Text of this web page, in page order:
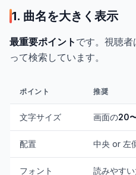
1. 曲名を大きく表示
最重要ポイント です。視聴
って検索しています。
ポイント 推奨
文字サイズ 画面の20
配置 中央 or 左
フォント 読みやす